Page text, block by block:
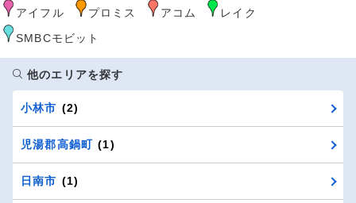
アイフル プロミス アコム
レイク
SMBCモビット
他のエリアを探す
小林市 (2)
児湯郡高鍋町 (1)
日南市 (1)